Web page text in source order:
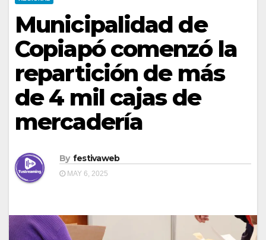
Municipalidad de
Copiapó comenzó la
repartición de más
de 4 mil cajas de
mercadería
By festivaweb
MAY 6, 2025